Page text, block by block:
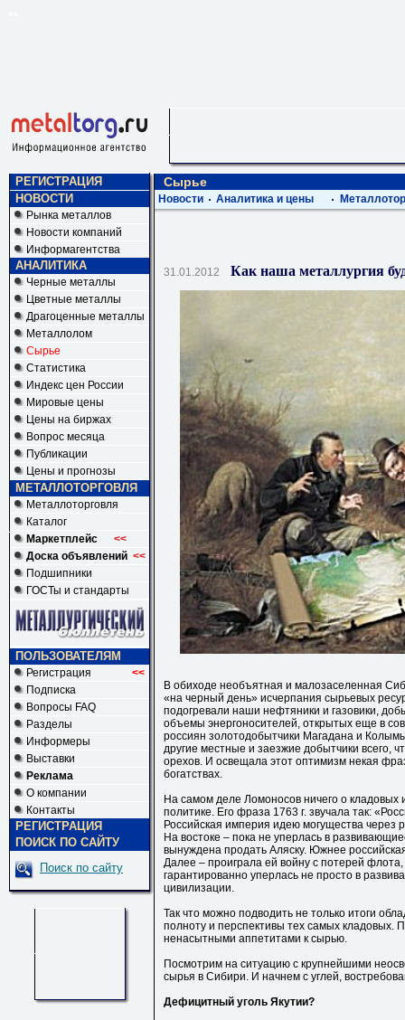
РЕГИСТРАЦИЯ
НОВОСТИ
Рынка металлов
Новости компаний
Информагентства
АНАЛИТИКА
Черные металлы
Цветные металлы
Драгоценные металлы
Металлолом
Сырье
Статистика
Индекс цен России
Мировые цены
Цены на биржах
Вопрос месяца
Публикации
Цены и прогнозы
МЕТАЛЛОТОРГОВЛЯ
Металлоторговля
Каталог
Маркетплейс
<<
Доска объявлений <<
Подшипники
ГОСТы и стандарты
ПОЛЬЗОВАТЕЛЯМ
Регистрация <<
Подписка
Вопросы FAQ
Разделы
Информеры
Выставки
Реклама
О компании
Контакты
РЕГИСТРАЦИЯ
ПОИСК ПО САЙТУ
Поиск по сайту
Сырье
Новости Аналитика и цены
31.01.2012 Как наша металлургия
В обиходе необъятная и малозаселенная
«на черный день» исчерпания сырьевых
подогревали наши нефтяники и газовики,
объемы энергоносителей, открытых еще в
россиян золотодобытчики Магадана и
другие местные и заезжие добытчики всего,
орехов. И освещала этот оптимизм некая
богатствах.
На самом деле Ломоносов ничего о кладовых
политике. Его фраза 1763 г. звучала так:
Российская империя идею могущества
На востоке – пока не уперлась в
вынуждена продать Аляску. Южнее
Далее – проиграла ей войну с потерей
гарантированно уперлась не просто в
цивилизации.
Так что можно подводить не только итоги
полноту и перспективы тех самых кладовых.
ненасытными аппетитами к сырью.
Посмотрим на ситуацию с крупнейшими
сырья в Сибири. И начнем с углей,
Дефицитный уголь Якутии?